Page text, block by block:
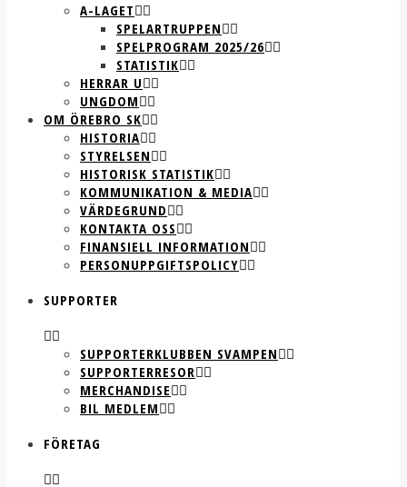
A-LAGET
SPELARTRUPPEN
SPELPROGRAM 2025/26
STATISTIK
HERRAR U
UNGDOM
OM ÖREBRO SK
HISTORIA
STYRELSEN
HISTORISK STATISTIK
KOMMUNIKATION & MEDIA
VÄRDEGRUND
KONTAKTA OSS
FINANSIELL INFORMATION
PERSONUPPGIFTSPOLICY
SUPPORTER
SUPPORTERKLUBBEN SVAMPEN
SUPPORTERRESOR
MERCHANDISE
BIL MEDLEM
FÖRETAG